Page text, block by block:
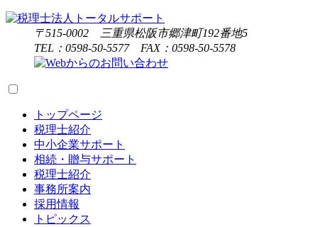
〒515-0002 三重県松阪市郷津町192番地5
TEL：0598-50-5577 FAX：0598-50-5578
トップページ
税理士紹介
中小企業サポート
相続・贈与サポート
税理士紹介
事務所案内
採用情報
トピックス